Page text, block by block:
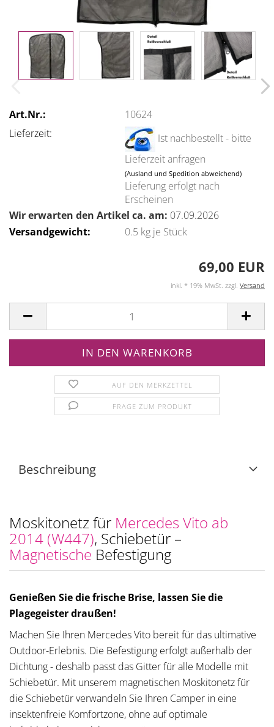
Art.Nr.:
10624
Lieferzeit:
Ist nachbestellt - bitte
Lieferzeit anfragen
(Ausland und Spedition abweichend)
Lieferung erfolgt nach
Erscheinen
Wir erwarten den Artikel ca. am: 07.09.2026
Versandgewicht:
0.5 kg je Stück
69,00 EUR
inkl. * 19% MwSt. zzgl. Versand
AUF DEN MERKZETTEL
FRAGE ZUM PRODUKT
Beschreibung
Moskitonetz für Mercedes Vito ab
2014 (W447), Schiebetür –
Magnetische Befestigung
Genießen Sie die frische Brise, lassen Sie die
Plagegeister draußen!
Machen Sie Ihren Mercedes Vito bereit für das ultimative
Outdoor-Erlebnis. Die Befestigung erfolgt außerhalb der
Dichtung - deshalb passt das Gitter für alle Modelle mit
Schiebetür. Mit unserem magnetischen Moskitonetz für
die Schiebetür verwandeln Sie Ihren Camper in eine
insektenfreie Komfortzone, ohne auf optimale